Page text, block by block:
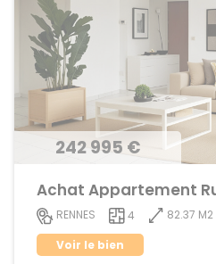
242 995 €
RENNES 4
82.37 M2
Voir le bien